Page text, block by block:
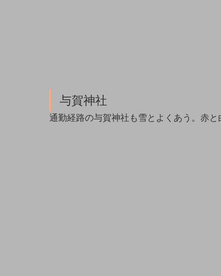
与賀神社
通勤経路の与賀神社も雪とよくあう。赤